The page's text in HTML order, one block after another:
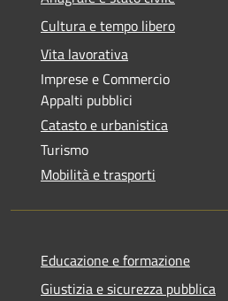
Cultura e tempo libero
Vita lavorativa
Imprese e Commercio
Appalti pubblici
Catasto e urbanistica
Turismo
Mobilità e trasporti
Educazione e formazione
Giustizia e sicurezza pubblica